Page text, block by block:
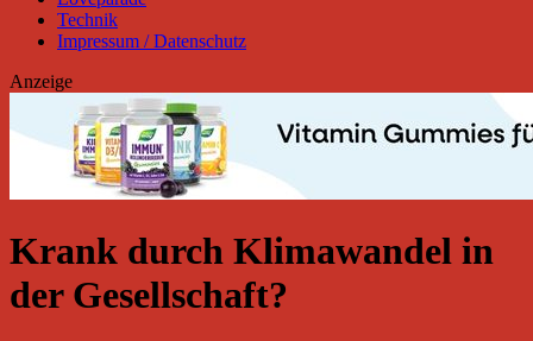
Technik
Impressum / Datenschutz
Anzeige
Krank durch Klimawandel in
der Gesellschaft?